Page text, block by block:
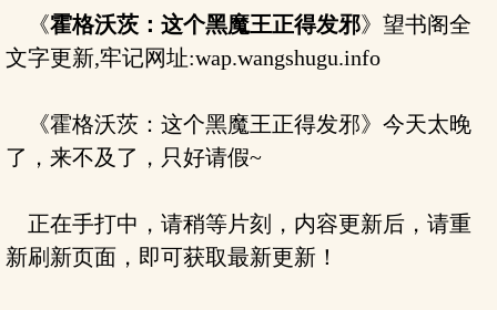
《霍格沃茨：这个黑魔王正得发邪》望书阁全
文字更新,牢记网址:wap.wangshugu.info
《霍格沃茨：这个黑魔王正得发邪》今天太晚
了，来不及了，只好请假~
正在手打中，请稍等片刻，内容更新后，请重
新刷新页面，即可获取最新更新！